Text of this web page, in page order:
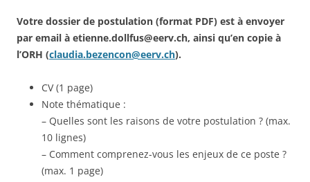
Votre dossier de postulation (format PDF) est à envoyer
par email à etienne.dollfus@eerv.ch, ainsi qu’en copie à
l’ORH (claudia.bezencon@eerv.ch).
CV (1 page)
Note thématique :
– Quelles sont les raisons de votre postulation ? (max.
10 lignes)
– Comment comprenez-vous les enjeux de ce poste ?
(max. 1 page)